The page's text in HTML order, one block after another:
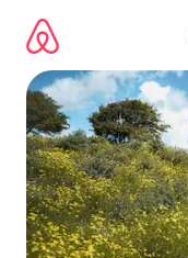
directement
contenu